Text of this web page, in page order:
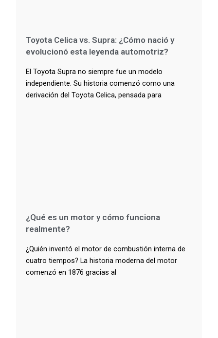
Toyota Celica vs. Supra: ¿Cómo nació y
evolucionó esta leyenda automotriz?
El Toyota Supra no siempre fue un modelo
independiente. Su historia comenzó como una
derivación del Toyota Celica, pensada para
¿Qué es un motor y cómo funciona
realmente?
¿Quién inventó el motor de combustión interna de
cuatro tiempos? La historia moderna del motor
comenzó en 1876 gracias al